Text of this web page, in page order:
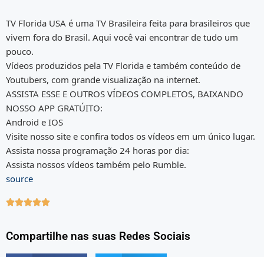
TV Florida USA é uma TV Brasileira feita para brasileiros que
vivem fora do Brasil. Aqui você vai encontrar de tudo um
pouco.
Vídeos produzidos pela TV Florida e também conteúdo de
Youtubers, com grande visualização na internet.
ASSISTA ESSE E OUTROS VÍDEOS COMPLETOS, BAIXANDO
NOSSO APP GRATÚITO:
Android e IOS
Visite nosso site e confira todos os vídeos em um único lugar.
Assista nossa programação 24 horas por dia:
Assista nossos vídeos também pelo Rumble.
source

Compartilhe nas suas Redes Sociais